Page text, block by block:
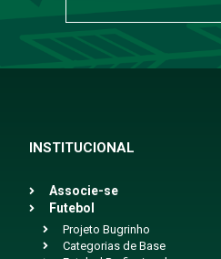
INSTITUCIONAL
Associe-se
Futebol
Projeto Bugrinho
Categorias de Base